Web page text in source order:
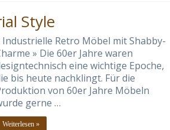
Style
Industrielle Retro Möbel mit Shabby-
» Die 60er Jahre waren
eine wichtige Epoche,
bis heute nachklingt. Für die
von 60er Jahre Möbeln
gerne …
Weiterlesen »